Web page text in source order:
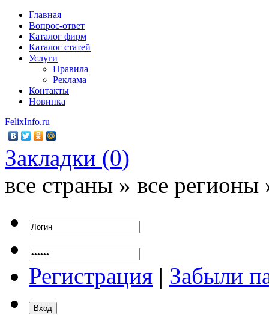
Главная
Вопрос-ответ
Каталог фирм
Каталог статей
Услуги
Правила
Реклама
Контакты
Новинка
FelixInfo.ru
Закладки (0)
все страны » все регионы
Регистрация | Забыли